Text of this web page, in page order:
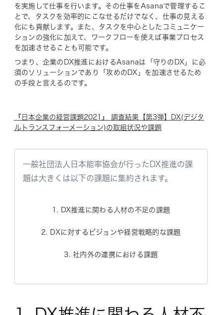
を実施して仕事を行います。その仕事をAsanaで管理するこ
とで、タスクを効率的にこなせるだけでなく、仕事の見える
化にも貢献します。また、タスクを中心としたコミュニケー
ションの強化に加えて、ワークフローを使えば事業プロセス
を加速させることも可能です。
つまり、企業のDX推進におけるAsanaは「守りのDX」に必
須のソリューションであり「攻めのDX」を加速させるため
の手段と言えるのです。
『日本企業の経営課題2021』 調査結果【第3弾】DX(デジタ
ルトランスフォーメーション)の取組状況や課題
一般社団法人日本能率協会が行ったDX推進の課
題は大きくは以下の課題に集約されます。
1. DX推進に関わる人材の不足の課題
2. DXに対するビジョンや経営戦略的な課題
3. 社内外の連携における課題